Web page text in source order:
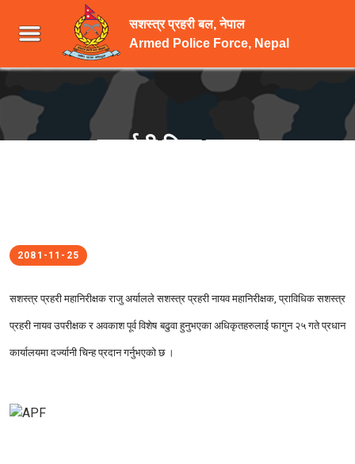
सशस्त्र प्रहरी बल, नेपाल
Armed Police Force, Nepal
दर्ज्यानी चिन्ह प्रदान
2081-11-25
सशस्त्र प्रहरी महानिरीक्षक राजु अर्यालले सशस्त्र प्रहरी नायव महानिरीक्षक, प्राविधिक सशस्त्र
प्रहरी नायव उपरीक्षक र अवकाश पूर्व विशेष बढुवा हुनुभएका अधिकृतहरुलाई फागुन २५ गते प्रधान
कार्यालयमा दर्ज्यानी चिन्ह प्रदान गर्नुभएको छ ।